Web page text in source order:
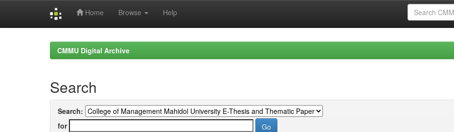
Home Browse Help
CMMU Digital Archive
Search
Search:
for